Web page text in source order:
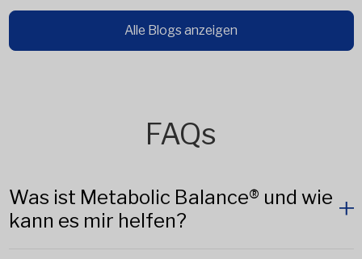
Alle Blogs anzeigen
FAQs
Was ist Metabolic Balance® und wie
kann es mir helfen?